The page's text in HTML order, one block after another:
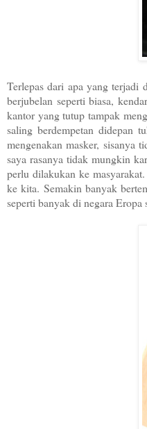
Terlepas dari apa yang terjadi
berjubelan seperti biasa,
kantor yang tutup tampak
saling berdempetan didepan
mengenakan masker, sisanya
saya rasanya tidak mungkin
perlu dilakukan ke
ke kita. Semakin banyak
seperti banyak di negara